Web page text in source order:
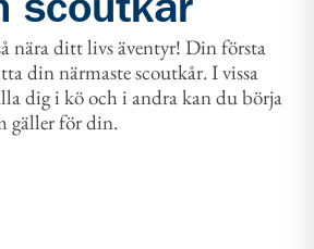
scoutkår
nära ditt livs äventyr! Din första
din närmaste scoutkår. I vissa
dig i kö och i andra kan du börja
gäller för din.